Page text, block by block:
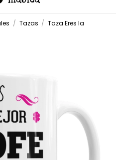
Tazas
Taza Eres la